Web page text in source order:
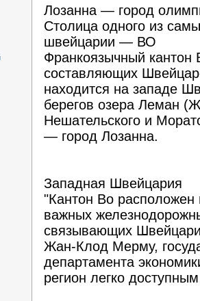
Лозанна — город
Столица одного из
швейцарии — ВО
Франкоязычный
составляющих
находится на западе
берегов озера Леман
Нешательского и
— город Лозанна.
Западная Швейцария
"Кантон Во расположен
важных
связывающих
Жан-Клод Мерму,
департамента
регион легко